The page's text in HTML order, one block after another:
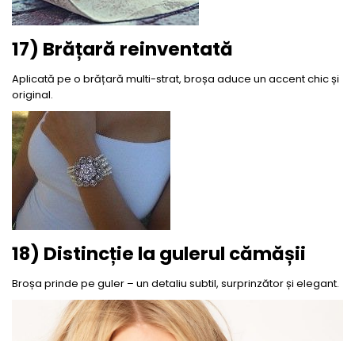
17) Brățară reinventată
Aplicată pe o brățară multi-strat, broșa aduce un accent chic și
original.
18) Distincție la gulerul cămășii
Broșa prinde pe guler – un detaliu subtil, surprinzător și elegant.